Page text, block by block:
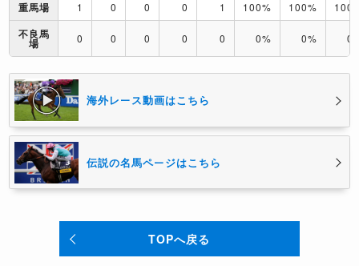
重馬場 1 0 0 0 1 100% 100%
不良馬
場 0 0 0 0 0 0% 0%
海外レース動画はこちら
伝説の名馬ページはこちら
TOPへ戻る